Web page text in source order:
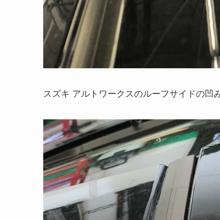
スズキ アルトワークスのルーフサイドの凹